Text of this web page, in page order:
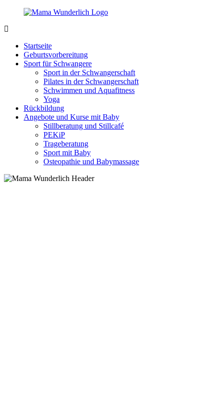
Zurück
Inhalt
sein
wunderbar!
Startseite
Geburtsvorbereitung
Sport für Schwangere
Sport in der Schwangerschaft
Pilates in der Schwangerschaft
Schwimmen und Aquafitness
Yoga
Rückbildung
Angebote und Kurse mit Baby
Stillberatung und Stillcafé
PEKiP
Trageberatung
Sport mit Baby
Osteopathie und Babymassage